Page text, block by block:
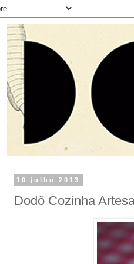
10 julho 2013
Dodô Cozinha